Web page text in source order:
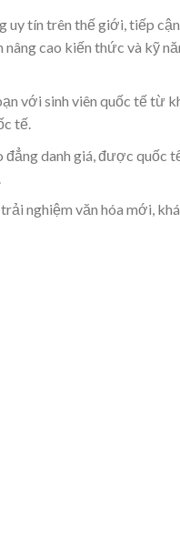
uy tín trên thế giới, tiếp cận
cao kiến thức và kỹ
với sinh viên quốc tế từ
tế.
đẳng danh giá, được quốc
nghiệm văn hóa mới,